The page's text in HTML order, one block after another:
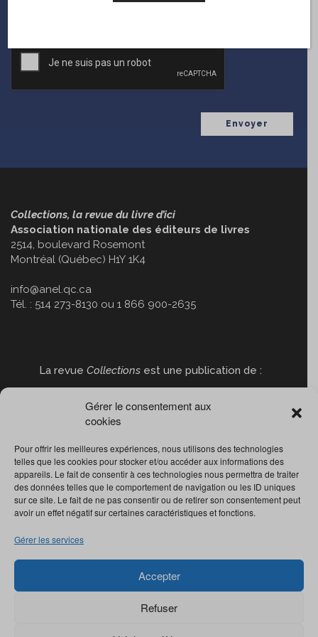
Gérer le consentement aux
cookies
Pour offrir les meilleures expériences, nous utilisons des technologies
telles que les cookies pour stocker et/ou accéder aux informations des
appareils. Le fait de consentir à ces technologies nous permettra de traiter
des données telles que le comportement de navigation ou les ID uniques
sur ce site. Le fait de ne pas consentir ou de retirer son consentement peut
avoir un effet négatif sur certaines caractéristiques et fonctions.
Gérer les services
Accepter
Refuser
Collections, la revue du livre d’ici
Association nationale des éditeurs de livres
2514, boulevard Rosemont
Montréal (Québec) H1Y 1K4
info@anel.qc.ca
Tél. : 514 273-8130 ou 1 866 900-2635
La revue Collections est une publication de :